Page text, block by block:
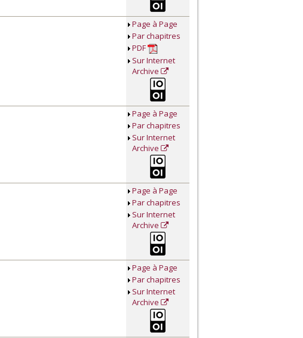
Page à Page
Par chapitres
PDF
Sur Internet
Archive
Page à Page
Par chapitres
Sur Internet
Archive
Page à Page
Par chapitres
Sur Internet
Archive
Page à Page
Par chapitres
Sur Internet
Archive